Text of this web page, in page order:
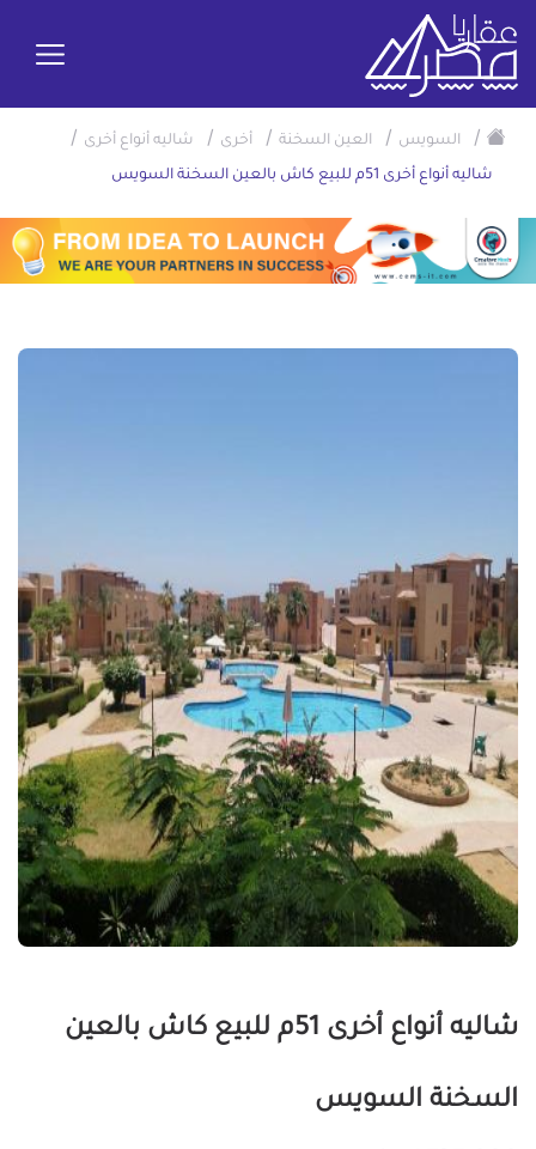
/ السويس / العين السخنة / أخرى / شاليه أنواع أخرى /
شاليه أنواع أخرى 51م للبيع كاش بالعين السخنة السويس
شاليه أنواع أخرى 51م للبيع كاش بالعين
السخنة السويس